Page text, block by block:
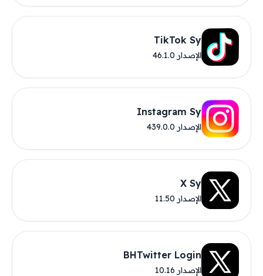
TikTok Sy
الإصدار 46.1.0
Instagram Sy
الإصدار 439.0.0
X Sy
الإصدار 11.50
BHTwitter Login
الإصدار 10.16